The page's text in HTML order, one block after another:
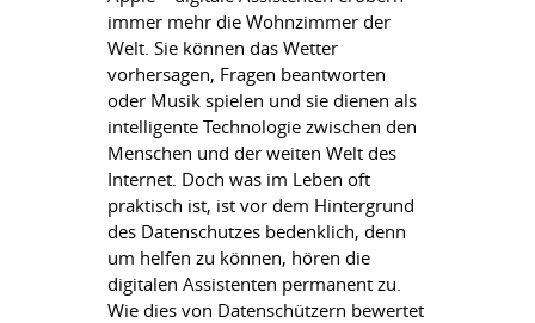
immer mehr die Wohnzimmer der
Welt. Sie können das Wetter
vorhersagen, Fragen beantworten
oder Musik spielen und sie dienen als
intelligente Technologie zwischen den
Menschen und der weiten Welt des
Internet. Doch was im Leben oft
praktisch ist, ist vor dem Hintergrund
des Datenschutzes bedenklich, denn
um helfen zu können, hören die
digitalen Assistenten permanent zu.
Wie dies von Datenschützern bewertet